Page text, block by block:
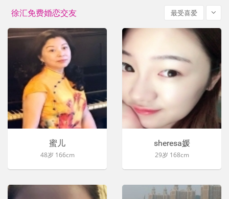
徐汇免费婚恋交友 最受喜爱
蜜儿
48岁 166cm
sheresa媛
29岁 168cm